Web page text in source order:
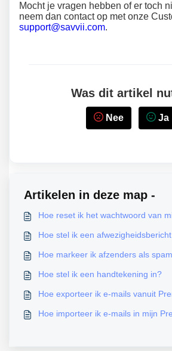
Mocht je vragen hebben of er toch
neem dan contact op met onze
support@savvii.com.
Was dit artikel
Nee Ja
Artikelen in deze map -
Hoe reset ik het wachtwoord van
Hoe stel ik een
Hoe markeer ik afzenders als
Hoe stel ik een handtekening in?
Hoe exporteer ik e-mails vanuit
Hoe importeer ik e-mails in mijn